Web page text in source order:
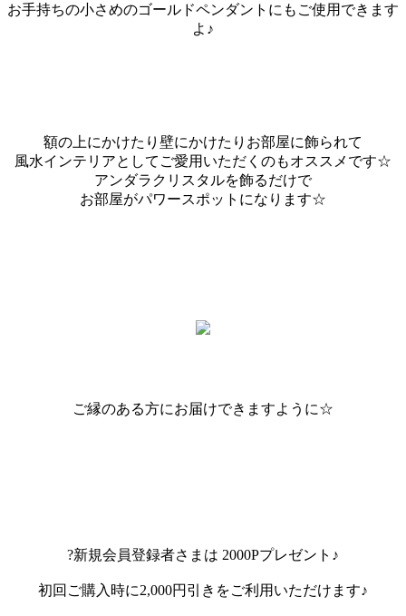
お手持ちの小さめのゴールドペンダントにもご使用できます
よ♪
額の上にかけたり壁にかけたりお部屋に飾られて
風水インテリアとしてご愛用いただくのもオススメです☆
アンダラクリスタルを飾るだけで
お部屋がパワースポットになります☆
ご縁のある方にお届けできますように☆
?新規会員登録者さまは 2000Pプレゼント♪
初回ご購入時に2,000円引きをご利用いただけます♪